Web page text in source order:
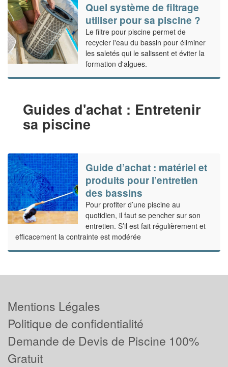
Quel système de filtrage
utiliser pour sa piscine ?
Le filtre pour piscine permet de
recycler l'eau du bassin pour éliminer
les saletés qui le salissent et éviter la
formation d'algues.
Guides d'achat : Entretenir
sa piscine
Guide d’achat : matériel et
produits pour l’entretien
des bassins
Pour profiter d’une piscine au
quotidien, il faut se pencher sur son
entretien. S’il est fait régulièrement et
efficacement la contrainte est modérée
Mentions Légales
Politique de confidentialité
Demande de Devis de Piscine 100%
Gratuit